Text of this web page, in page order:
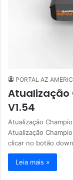
PORTAL AZ
Atualização
V1.54
Atualização
Atualização
clicar no botão
Leia mais »